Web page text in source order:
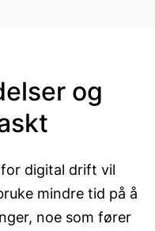
og
digital drift vil
mindre tid på å
noe som fører